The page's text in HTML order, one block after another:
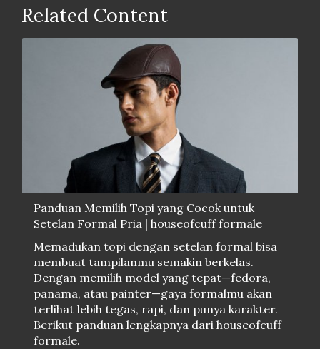
Related Content
Panduan Memilih Topi yang Cocok untuk
Setelan Formal Pria | houseofcuff formale
Memadukan topi dengan setelan formal bisa
membuat tampilanmu semakin berkelas.
Dengan memilih model yang tepat—fedora,
panama, atau painter—gaya formalmu akan
terlihat lebih tegas, rapi, dan punya karakter.
Berikut panduan lengkapnya dari houseofcuff
formale.